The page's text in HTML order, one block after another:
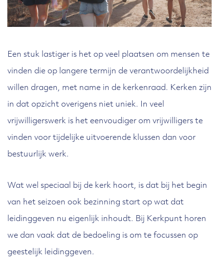
Een stuk lastiger is het op veel plaatsen om mensen te
vinden die op langere termijn de verantwoordelijkheid
willen dragen, met name in de kerkenraad. Kerken zijn
in dat opzicht overigens niet uniek. In veel
vrijwilligerswerk is het eenvoudiger om vrijwilligers te
vinden voor tijdelijke uitvoerende klussen dan voor
bestuurlijk werk.
Wat wel speciaal bij de kerk hoort, is dat bij het begin
van het seizoen ook bezinning start op wat dat
leidinggeven nu eigenlijk inhoudt. Bij Kerkpunt horen
we dan vaak dat de bedoeling is om te focussen op
geestelijk leidinggeven.